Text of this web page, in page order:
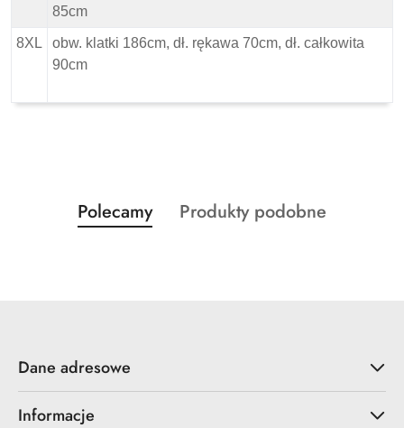
85cm
8XL
obw. klatki 186cm, dł. rękawa 70cm, dł. całkowita
90cm
Pomiń karuzelę produktów
Produkty
o
Polecamy
Produkty
Produkty podobne
Dane adresowe
Informacje